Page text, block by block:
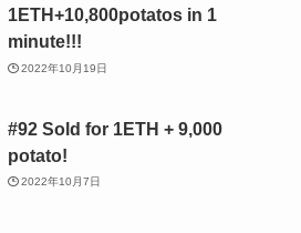
1ETH+10,800potatos in 1
minute!!!
2022年10月19日
#92 Sold for 1ETH + 9,000
potato!
2022年10月7日